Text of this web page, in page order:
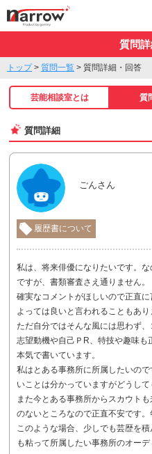
質問
トップ> 質問一覧 > 質問詳細・回答
芸能相談室とは 質
質問詳細
ごんさん
履歴書について
私は、将来俳優になりたいです。
ですが、書類審査さえ通りません。
確実なコメントがほしいので正直
よっては良いと言われることもあり
ただ自分ではそんな風には思わず、
志望動機や自己ＰR、特技や趣味も
本気で書いています。
私はとある事務所に所属したいの
いことは分かっていますがどうして
また今とある事務所からスカウト
のないところなので正直不安です
このような場合、少しでも芸歴を
も粘って所属したい事務所のオー